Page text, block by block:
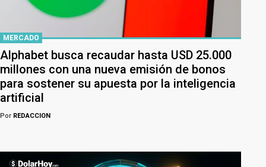
MERCADO
Alphabet busca recaudar hasta USD 25.000
millones con una nueva emisión de bonos
para sostener su apuesta por la inteligencia
artificial
Por REDACCION